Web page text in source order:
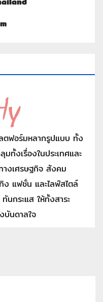
ตฟอร์มหลากรูปแบบ ทั้ง
ทั้งเรื่องในประเทศและ
างเศรษฐกิจ สังคม
แฟชั่น และไลฟ์สไตล์
นกระแส ให้ทั้งสาระ
บันดาลใจ